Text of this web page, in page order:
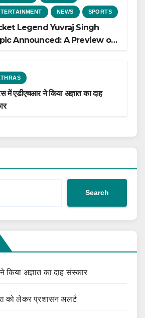
NEWS SPORTS
Legend Yuvraj Singh
Announced: A Preview of
में एडीएचआर ने किया अज्ञात का दाह
Search
अज्ञात का दाह संस्कार
को लेकर प्रशासन अलर्ट